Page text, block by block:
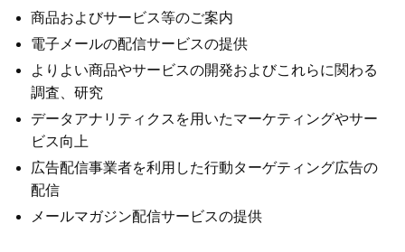
商品およびサービス等のご案内
電子メールの配信サービスの提供
よりよい商品やサービスの開発およびこれらに関わる
調査、研究
データアナリティクスを用いたマーケティングやサー
ビス向上
広告配信事業者を利用した行動ターゲティング広告の
配信
メールマガジン配信サービスの提供